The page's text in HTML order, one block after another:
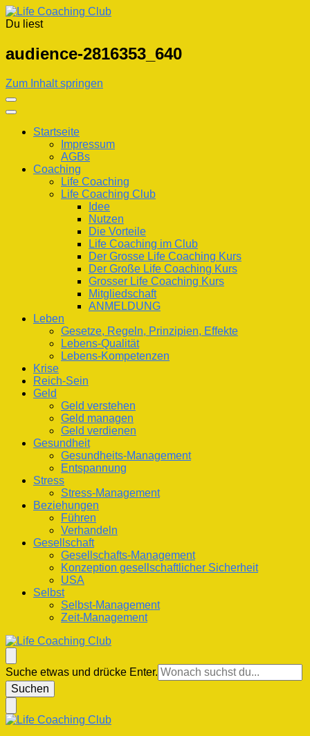
Du liest
audience-2816353_640
Zum Inhalt springen
Startseite
Impressum
AGBs
Coaching
Life Coaching
Life Coaching Club
Idee
Nutzen
Die Vorteile
Life Coaching im Club
Der Grosse Life Coaching Kurs
Der Große Life Coaching Kurs
Grosser Life Coaching Kurs
Mitgliedschaft
ANMELDUNG
Leben
Gesetze, Regeln, Prinzipien, Effekte
Lebens-Qualität
Lebens-Kompetenzen
Krise
Reich-Sein
Geld
Geld verstehen
Geld managen
Geld verdienen
Gesundheit
Gesundheits-Management
Entspannung
Stress
Stress-Management
Beziehungen
Führen
Verhandeln
Gesellschaft
Gesellschafts-Management
Konzeption gesellschaftlicher Sicherheit
USA
Selbst
Selbst-Management
Zeit-Management
Life Coaching Club
Für Deine Lebenskompetenz
Suchst
du
nach
Suche etwas und drücke Enter.